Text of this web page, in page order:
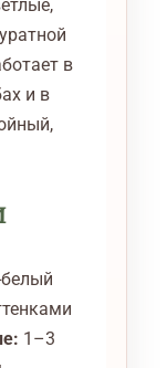
в
и в
1–3